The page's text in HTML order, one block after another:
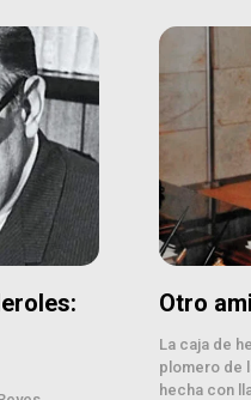
Otro
La caja de
plomero de
hecha con